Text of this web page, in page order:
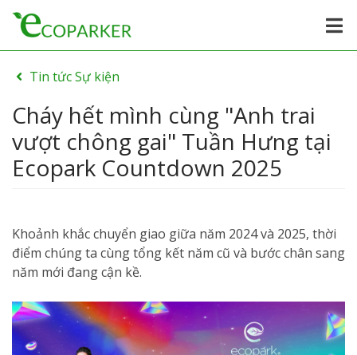
Tin tức Sự kiện
Cháy hết mình cùng "Anh trai
vượt chông gai" Tuần Hưng tại
Ecopark Countdown 2025
Khoảnh khắc chuyển giao giữa năm 2024 và 2025, thời
điểm chúng ta cùng tổng kết năm cũ và bước chân sang
năm mới đang cận kề.